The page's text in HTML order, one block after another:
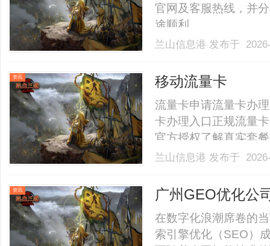
官网及客服热线，并
途顺利。......
兰山信息港 发布于
资讯 移动流量卡
流量卡申请流量卡办
卡办理入口正规流量
官方授权了解真实套
餐流量卡办理入口⚠️
常是包含了话费补贴
兰山信息港 发布于
资讯 广州GEO优化公
在数字化浪潮席卷的
索引擎优化（SEO）